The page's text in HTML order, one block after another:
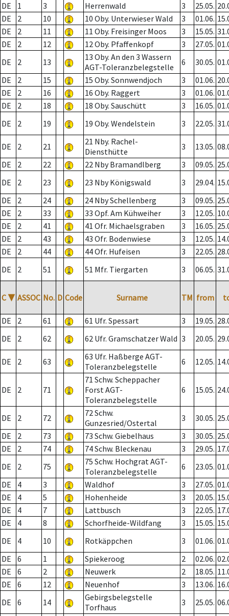
DE
1 3 Herrenwald 3 25.05.
DE
2 10 10 Oby. Unterwieser Wald 3 01.06.
DE
2 11 11 Oby. Freisinger Moos 3 15.05.
DE
2 12 12 Oby. Pfaffenkopf 3 27.05.
DE
2 13
13 Oby. An den 3 Wassern
AGT-Toleranzbelegstelle
6 30.05.
DE
2 15 15 Oby. Sonnwendjoch 3 01.06.
DE
2 16 16 Oby. Raggert 3 01.06.
DE
2 18 18 Oby. Sauschütt 3 16.05.
DE
2 19 19 Oby. Wendelstein 3 22.05.
DE 2 21
21 Nby. Rachel-
Diensthütte
3 13.05.
DE
2 22 22 Nby Bramandlberg 3 09.05.
DE
2 23 23 Nby Königswald 3 29.04.
DE
2 24 24 Nby Schellenberg 3 09.05.
DE
2 33 33 Opf. Am Kühweiher 3 12.05.
DE
2 41 41 Ofr. Michaelsgraben 3 16.05.
DE
2 43 43 Ofr. Bodenwiese 3 12.05.
DE
2 44 44 Ofr. Hufeisen 3 22.05.
DE
2 51 51 Mfr. Tiergarten 3 06.05.
C ▼ ASSOC No. D Code Surname TM from
DE 2 61 61 Ufr. Spessart 3 19.05.
DE
2 62 62 Ufr. Gramschatzer Wald 3 20.05.
DE 2 63
63 Ufr. Haßberge AGT-
Toleranzbelegstelle
6 12.05.
DE 2 71
71 Schw. Scheppacher
Forst AGT-
Toleranzbelegstelle
6 15.05.
DE 2 72
72 Schw.
Gunzesried/Ostertal
3 30.05.
DE
2 73 73 Schw. Giebelhaus 3 30.05.
DE
2 74 74 Schw. Bleckenau 3 29.05.
DE
2 75
75 Schw. Hochgrat AGT-
Toleranzbelegstelle
6 23.05.
DE
4 3 Waldhof 3 27.05.
DE
4 5 Hohenheide 3 20.05.
DE
4 7 Lattbusch 3 22.05.
DE
4 8 Schorfheide-Wildfang 3 15.05.
DE
4 10 Rotkäppchen 3 01.06.
DE
6 1 Spiekeroog 2 02.06.
DE
6 2 Neuwerk 2 18.05.
DE
6 12 Neuenhof 3 13.06.
DE
6 14
Gebirgsbelegstelle
Torfhaus
3 25.05.